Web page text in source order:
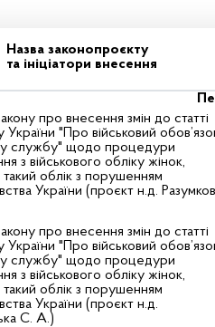
Назва законопроєкту
та ініціатори внесення
про внесення змін до статті
України "Про військовий
службу" щодо процедури
з військового обліку жінок,
такий облік з порушенням
України (проєкт н.д. Разумков
про внесення змін до статті
України "Про військовий
службу" щодо процедури
з військового обліку жінок,
такий облік з порушенням
України (проєкт н.д.
С. А.)